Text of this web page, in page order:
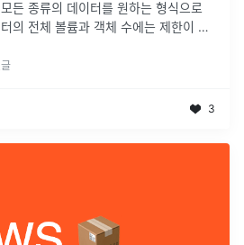
의 전체 볼륨과 객체 수에는 제한이 없
3